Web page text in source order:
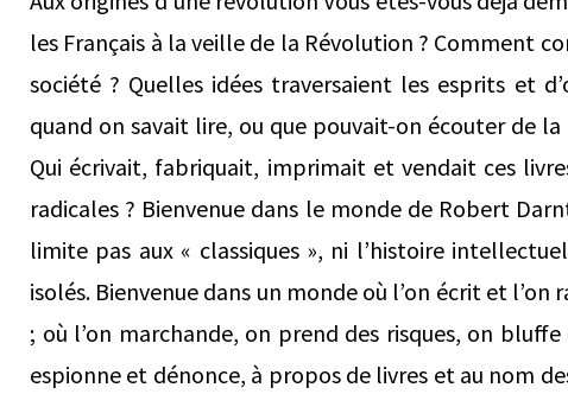
les Français à la veille de la Révolution ? Comment
société ? Quelles idées traversaient les esprits et
quand on savait lire, ou que pouvait-on écouter de
Qui écrivait, fabriquait, imprimait et vendait ces
radicales ? Bienvenue dans le monde de Robert
limite pas aux « classiques », ni l’histoire
isolés. Bienvenue dans un monde où l’on écrit et l’on
; où l’on marchande, on prend des risques, on
espionne et dénonce, à propos de livres et au nom